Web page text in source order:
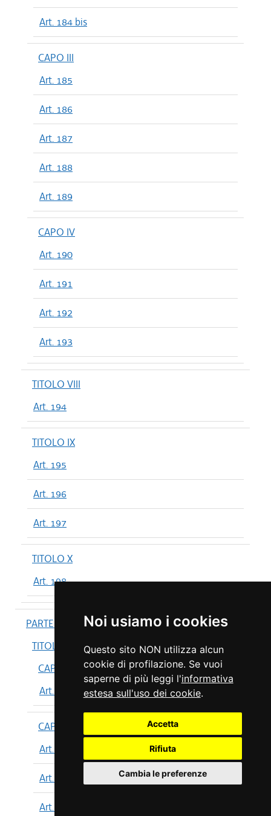
Noi usiamo i cookies
Questo sito NON utilizza alcun
cookie di profilazione. Se vuoi
saperne di più leggi l'informativa
estesa sull'uso dei cookie.
Accetta
Rifiuta
Cambia le preferenze
Art. 184 bis
CAPO III
Art. 185
Art. 186
Art. 187
Art. 188
Art. 189
CAPO IV
Art. 190
Art. 191
Art. 192
Art. 193
TITOLO VIII
Art. 194
TITOLO IX
Art. 195
Art. 196
Art. 197
TITOLO X
Art. 198
PARTE IV
TITOLO I
CAPO I
Art. 199
CAPO II
Art. 200
Art. 201
Art. 202